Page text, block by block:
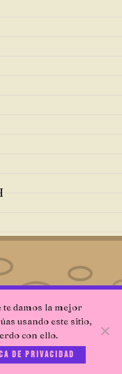
te damos la mejor
usando este sitio,
con ello.
de privacidad